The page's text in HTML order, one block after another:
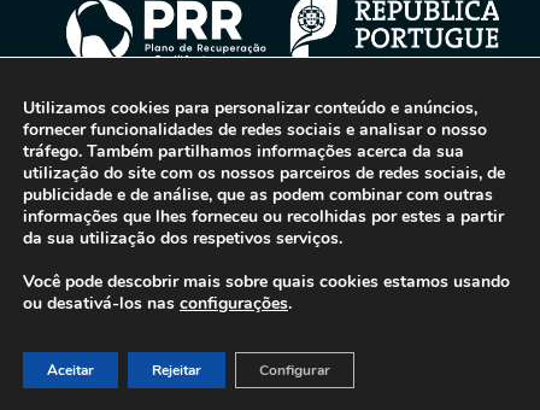
© 2016-2026 - Gonti Contabilidade e Gestão -Política de Privacidade
Livro de Reclamações
Utilizamos cookies para personalizar conteúdo e anúncios,
fornecer funcionalidades de redes sociais e analisar o nosso
tráfego. Também partilhamos informações acerca da sua
utilização do site com os nossos parceiros de redes sociais, de
publicidade e de análise, que as podem combinar com outras
informações que lhes forneceu ou recolhidas por estes a partir
da sua utilização dos respetivos serviços.
Você pode descobrir mais sobre quais cookies estamos usando
ou desativá-los nas configurações.
Aceitar Rejeitar Configurar